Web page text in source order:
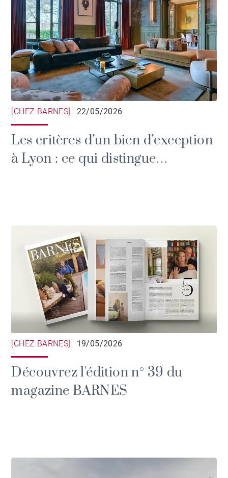
[CHEZ BARNES] 22/05/2026
Les critères d’un bien d’exception
à Lyon : ce qui distingue
[CHEZ BARNES] 19/05/2026
Découvrez l'édition n° 39 du
magazine BARNES